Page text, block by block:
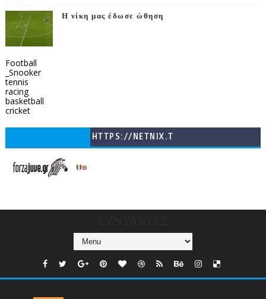
Η νίκη μας έδωσε ώθηση
Football
_Snooker
tennis
racing
basketball
cricket
HTTPS://NETNIX.T